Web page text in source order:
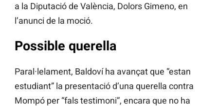
a la Diputació de València, Dolors Gimeno, en
l’anunci de la moció.
Possible querella
Paral·lelament, Baldoví ha avançat que “estan
estudiant” la presentació d’una querella contra
Mompó per “fals testimoni”, encara que no ha